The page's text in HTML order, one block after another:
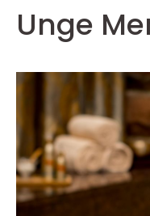
Unge